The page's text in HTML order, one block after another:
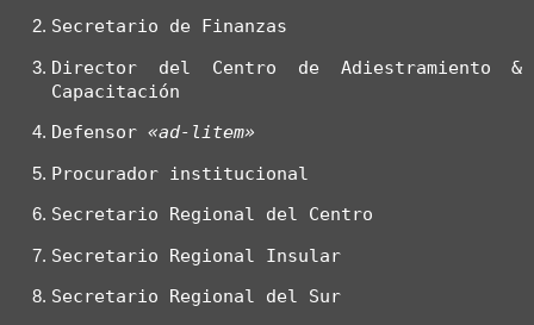
Secretario de Finanzas
Director del Centro de Adiestramiento &
Capacitación
Defensor «ad-litem»
Procurador institucional
Secretario Regional del Centro
Secretario Regional Insular
Secretario Regional del Sur